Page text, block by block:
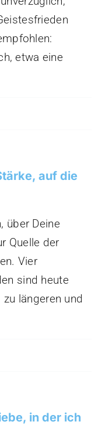
etwa eine
auf die
über Deine
Quelle der
Vier
sind heute
längeren und
in der ich